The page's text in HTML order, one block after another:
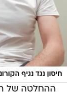
חיסון נגד נגיף
ההחלטה של